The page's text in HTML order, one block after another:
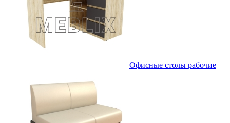
Офисные столы рабочие